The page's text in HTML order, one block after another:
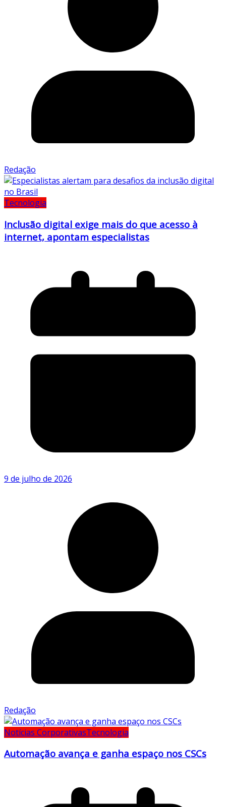
Redação
Tecnologia
Inclusão digital exige mais do que acesso à
internet, apontam especialistas
9 de julho de 2026
Redação
Notícias CorporativasTecnologia
Automação avança e ganha espaço nos CSCs